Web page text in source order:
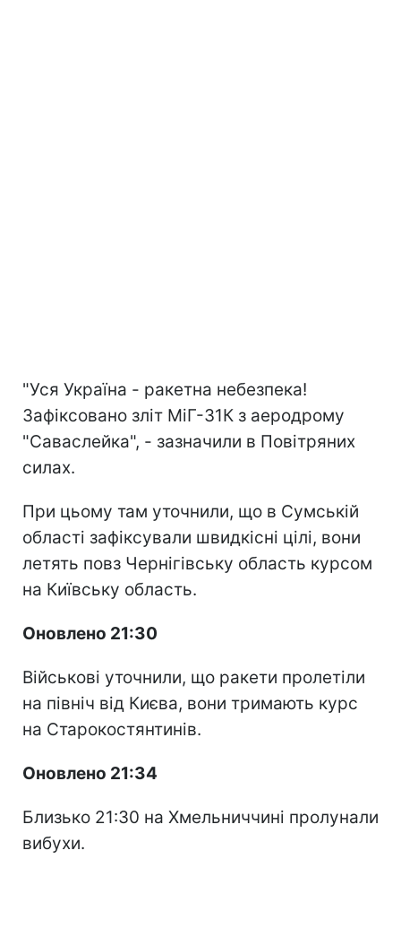
"Уся Україна - ракетна небезпека!
Зафіксовано зліт МіГ-31К з аеродрому
"Саваслейка", - зазначили в Повітряних
силах.
При цьому там уточнили, що в Сумській
області зафіксували швидкісні цілі, вони
летять повз Чернігівську область курсом
на Київську область.
Оновлено 21:30
Військові уточнили, що ракети пролетіли
на північ від Києва, вони тримають курс
на Старокостянтинів.
Оновлено 21:34
Близько 21:30 на Хмельниччині пролунали
вибухи.